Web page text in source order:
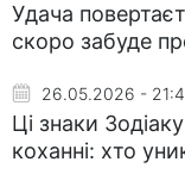
Удача
скоро забуде
26.05.2026 -
Ці знаки
коханні: хто